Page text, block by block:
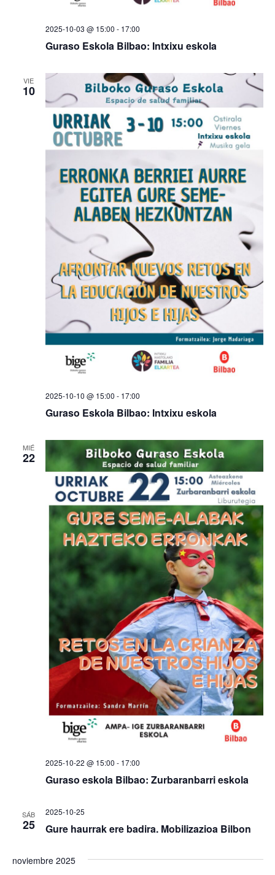
Guraso Eskola Bilbao: Intxixu eskola
2025-10-03 @ 15:00 - 17:00
VIE
10
Guraso Eskola Bilbao: Intxixu eskola
2025-10-10 @ 15:00 - 17:00
MIÉ
22
Guraso eskola Bilbao: Zurbaranbarri eskola
2025-10-22 @ 15:00 - 17:00
SÁB
25 Gure haurrak ere badira. Mobilizazioa Bilbon
2025-10-25
noviembre 2025